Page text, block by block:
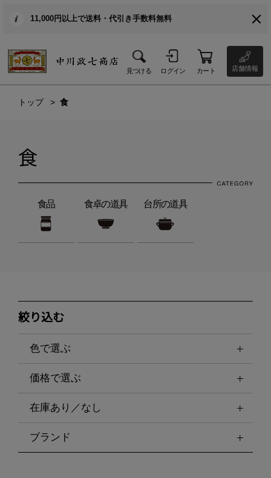
11,000円以上で送料・代引き手数料無料
見つける ログイン カート 店舗情報
トップ 食
食
食品 食卓の道具 台所の道具
絞り込む
色で選ぶ
価格で選ぶ
在庫あり／なし
ブランド